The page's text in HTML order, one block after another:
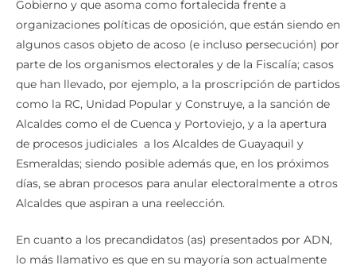
Gobierno y que asoma como fortalecida frente a
organizaciones políticas de oposición, que están siendo en
algunos casos objeto de acoso (e incluso persecución) por
parte de los organismos electorales y de la Fiscalía; casos
que han llevado, por ejemplo, a la proscripción de partidos
como la RC, Unidad Popular y Construye, a la sanción de
Alcaldes como el de Cuenca y Portoviejo, y a la apertura
de procesos judiciales a los Alcaldes de Guayaquil y
Esmeraldas; siendo posible además que, en los próximos
días, se abran procesos para anular electoralmente a otros
Alcaldes que aspiran a una reelección.
En cuanto a los precandidatos (as) presentados por ADN,
lo más llamativo es que en su mayoría son actualmente